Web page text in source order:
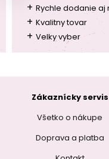
+ Rychle dodanie aj
+ Kvalitny tovar
+ Velky vyber
Zákaznícky servis
Všetko o nákupe
Doprava a platba